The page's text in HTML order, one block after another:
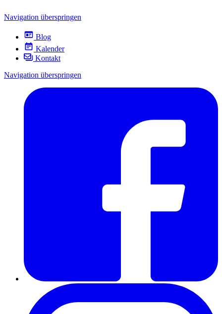
Navigation überspringen
Blog
Kalender
Kontakt
Navigation überspringen